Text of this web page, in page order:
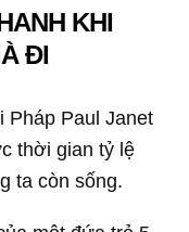
KHI
ĐI
Pháp Paul Janet
thời gian tỷ lệ
ta còn sống.